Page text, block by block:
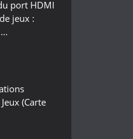
port HDMI
jeux :
(Carte